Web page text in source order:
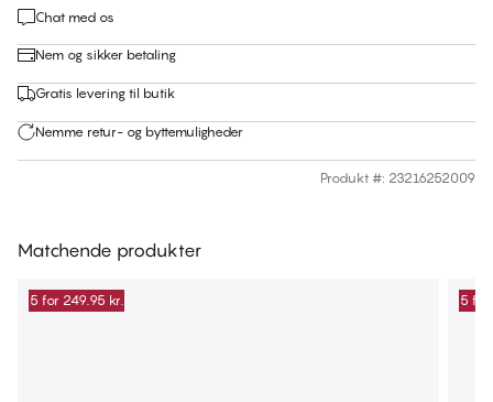
Chat med os
Nem og sikker betaling
Gratis levering til butik
Nemme retur- og byttemuligheder
Produkt #: 23216252009
Matchende produkter
5 for 249.95 kr. 5 for